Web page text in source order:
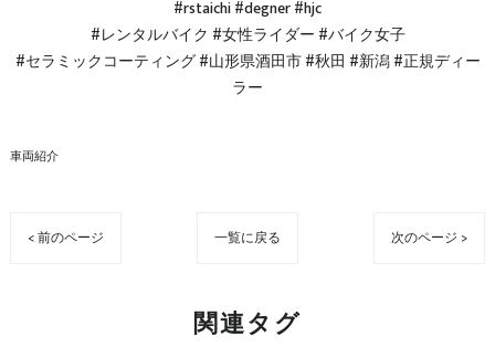
#rstaichi #degner #hjc
#レンタルバイク #女性ライダー #バイク女子
#セラミックコーティング #山形県酒田市 #秋田 #新潟 #正規ディー
ラー
車両紹介
< 前のページ 一覧に戻る 次のページ >
関連タグ